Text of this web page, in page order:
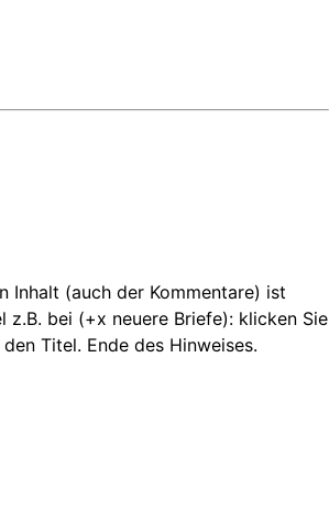
Inhalt (auch der Kommentare) ist
bei (+x neuere Briefe): klicken Sie
Titel. Ende des Hinweises.